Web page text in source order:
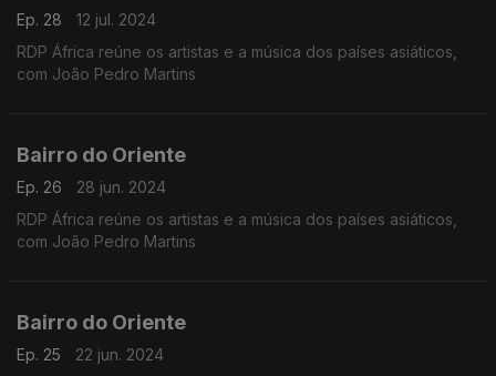
Ep. 28
12 jul. 2024
RDP África reúne os artistas e a música dos países asiáticos,
com João Pedro Martins
Bairro do Oriente
Ep. 26
28 jun. 2024
RDP África reúne os artistas e a música dos países asiáticos,
com João Pedro Martins
Bairro do Oriente
Ep. 25
22 jun. 2024